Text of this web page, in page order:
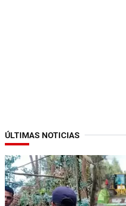
ÚLTIMAS NOTICIAS